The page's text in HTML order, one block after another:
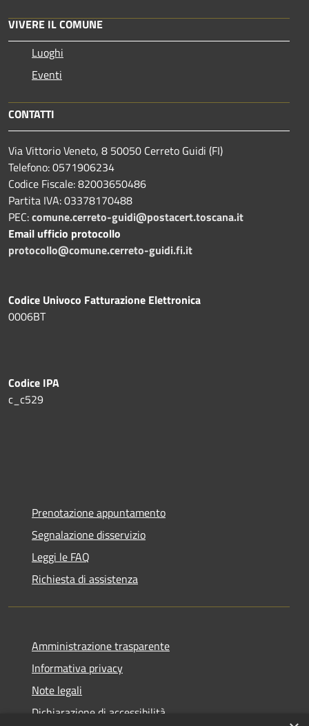
VIVERE IL COMUNE
Luoghi
Eventi
CONTATTI
Via Vittorio Veneto, 8 50050 Cerreto Guidi (FI)
Telefono: 0571906234
Codice Fiscale: 82003650486
Partita IVA: 03378170488
PEC:comune.cerreto-guidi@postacert.toscana.it
Email ufficio protocollo
protocollo@comune.cerreto-guidi.fi.it
Codice Univoco Fatturazione Elettronica
0006BT
Codice IPA
c_c529
Prenotazione appuntamento
Segnalazione disservizio
Leggi le FAQ
Richiesta di assistenza
Amministrazione trasparente
Informativa privacy
Note legali
Dichiarazione di accessibilità